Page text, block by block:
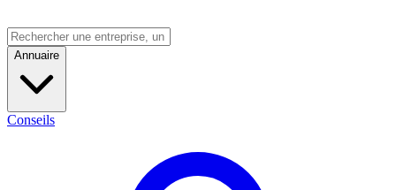
Annuaire
Conseils